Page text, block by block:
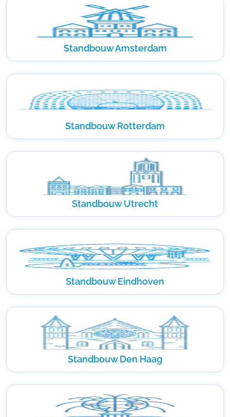
Standbouw Amsterdam
Standbouw Rotterdam
Standbouw Utrecht
Standbouw Eindhoven
Standbouw Den Haag